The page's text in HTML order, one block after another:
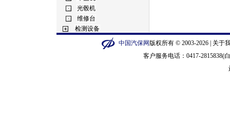
中国汽保网版权所有 © 2003-2026 | 关于
客户服务电话：0417-